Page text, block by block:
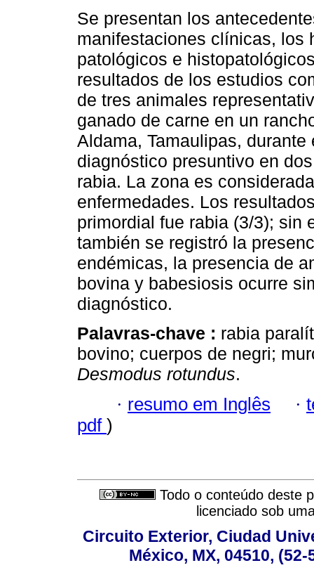
Se presentan los
manifestaciones clínicas, los
patológicos e
resultados de los estudios
de tres animales
ganado de carne en un
Aldama, Tamaulipas,
diagnóstico presuntivo en
rabia. La zona es
enfermedades. Los
primordial fue rabia (3/3); sin
también se registró la
endémicas, la presencia de
bovina y babesiosis ocurre
diagnóstico.
Palavras-chave : rabia
bovino; cuerpos de negri;
Desmodus rotundus.
· resumo em Inglês ·
pdf )
Todo o conteúdo deste
licenciado sob
Circuito Exterior, Ciudad
México, MX, 04510,